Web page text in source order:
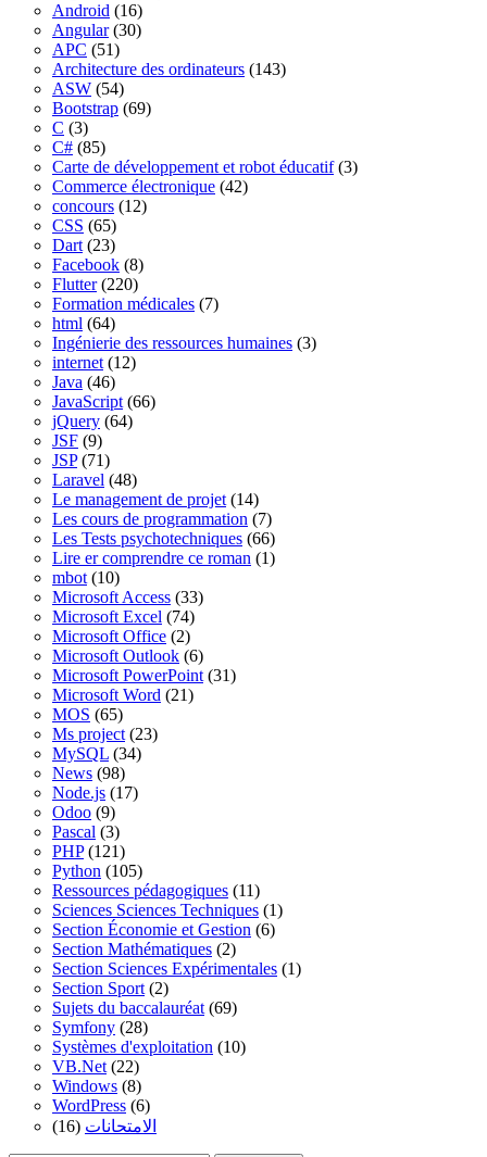
Android (16)
Angular(30)
APC (51)
Architecture des ordinateurs (143)
ASW (54)
Bootstrap (69)
C (3)
C# (85)
Carte de développement et robot éducatif(3)
Commerce électronique (42)
concours (12)
CSS (65)
Dart (23)
Facebook (8)
Flutter(220)
Formation médicales (7)
html (64)
Ingénierie des ressources humaines (3)
internet (12)
Java (46)
JavaScript (66)
jQuery (64)
JSF (9)
JSP(71)
Laravel (48)
Le management de projet (14)
Les cours de programmation (7)
Les Tests psychotechniques (66)
Lire er comprendre ce roman (1)
mbot (10)
Microsoft Access (33)
Microsoft Excel (74)
Microsoft Office (2)
Microsoft Outlook (6)
Microsoft PowerPoint (31)
Microsoft Word (21)
MOS (65)
Ms project (23)
MySQL (34)
News (98)
Node.js (17)
Odoo (9)
Pascal (3)
PHP(121)
Python (105)
Ressources pédagogiques (11)
Sciences Sciences Techniques (1)
Section Économie et Gestion (6)
Section Mathématiques (2)
Section Sciences Expérimentales (1)
Section Sport (2)
Sujets du baccalauréat (69)
Symfony (28)
Systèmes d'exploitation (10)
VB.Net (22)
Windows (8)
WordPress (6)
الامتحانات (16)